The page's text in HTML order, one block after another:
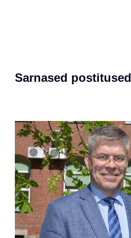
Sarnased postitused